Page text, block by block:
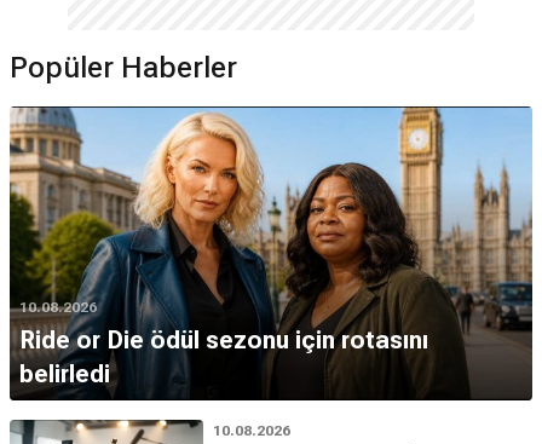
Popüler Haberler
10.08.2026
Ride or Die ödül sezonu için rotasını
belirledi
10.08.2026